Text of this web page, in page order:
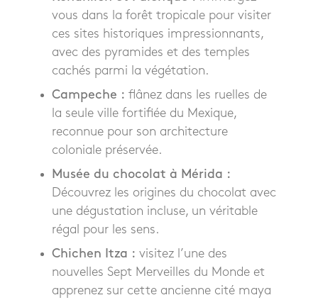
vous dans la forêt tropicale pour visiter
ces sites historiques impressionnants,
avec des pyramides et des temples
cachés parmi la végétation.
Campeche : flânez dans les ruelles de
la seule ville fortifiée du Mexique,
reconnue pour son architecture
coloniale préservée.
Musée du chocolat à Mérida :
Découvrez les origines du chocolat avec
une dégustation incluse, un véritable
régal pour les sens.
Chichen Itza : visitez l’une des
nouvelles Sept Merveilles du Monde et
apprenez sur cette ancienne cité maya